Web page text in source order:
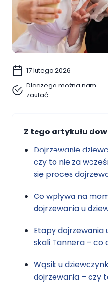
17 lutego 2026
Dlaczego można nam
zaufać
Z tego artykułu
Dojrzewanie
czy to nie za
się proces
Co wpływa na
dojrzewania u
Etapy dojrzewania
skali Tannera – co
Wąsik u
dojrzewania – czy